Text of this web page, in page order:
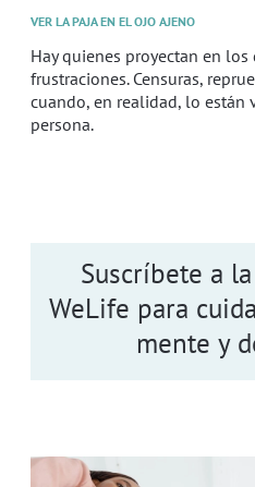
VER LA PAJA EN EL OJO AJENO
Hay quienes proyectan en
frustraciones. Censuras,
cuando, en realidad, lo están
persona.
Suscríbete a
WeLife para
mente y